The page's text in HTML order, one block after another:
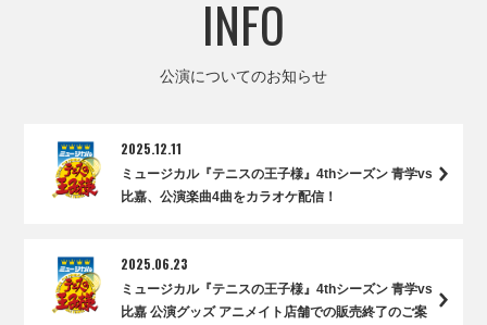
INFO
公演についてのお知らせ
2025.12.11
ミュージカル『テニスの王子様』4thシーズン 青学vs
比嘉、公演楽曲4曲をカラオケ配信！
2025.06.23
ミュージカル『テニスの王子様』4thシーズン 青学vs
比嘉 公演グッズ アニメイト店舗での販売終了のご案